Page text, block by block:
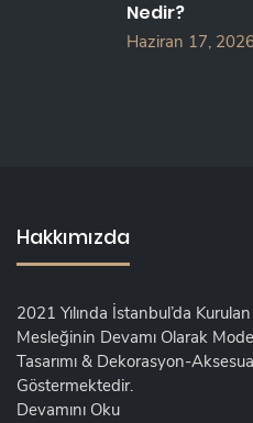
Nedir?
Haziran 17,
Hakkımızda
2021 Yılında İstanbul’da
Mesleğinin Devamı Olarak
Tasarımı & Dekorasyon-
Göstermektedir.
Devamını Oku